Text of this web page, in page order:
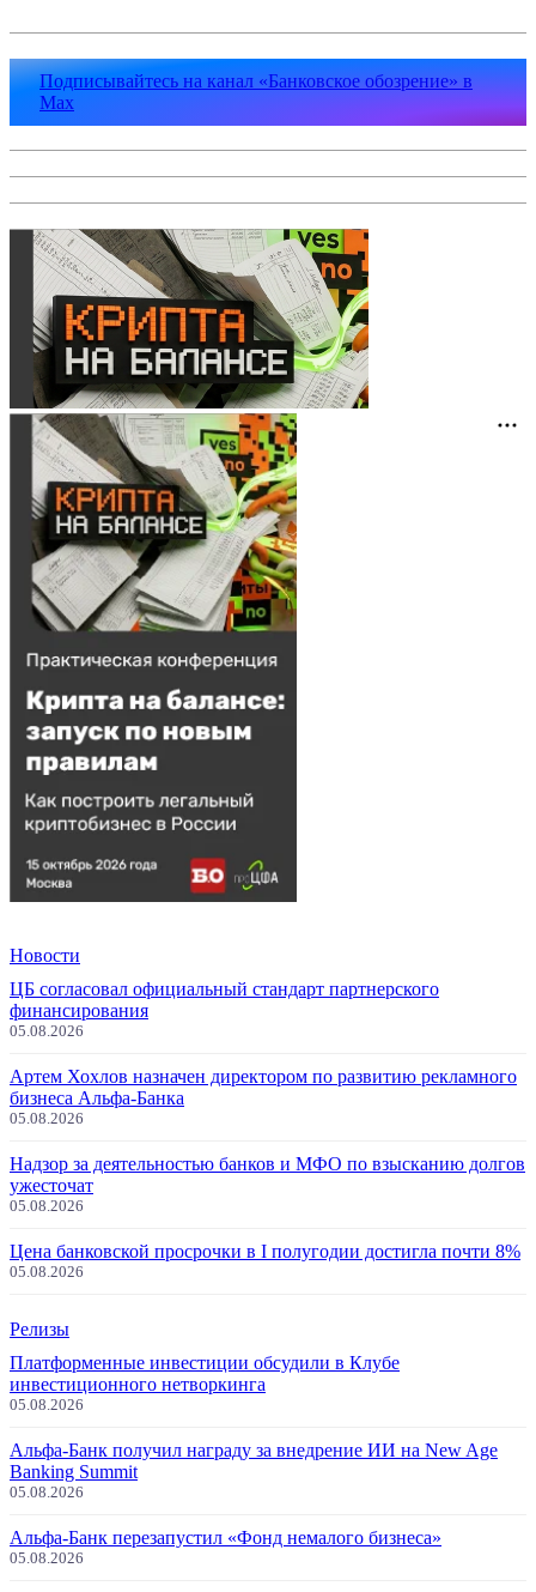
Подписывайтесь на канал «Банковское обозрение» в
Max
Новости
ЦБ согласовал официальный стандарт партнерского
финансирования
05.08.2026
Артем Хохлов назначен директором по развитию рекламного
бизнеса Альфа-Банка
05.08.2026
Надзор за деятельностью банков и МФО по взысканию долгов
ужесточат
05.08.2026
Цена банковской просрочки в I полугодии достигла почти 8%
05.08.2026
Релизы
Платформенные инвестиции обсудили в Клубе
инвестиционного нетворкинга
05.08.2026
Альфа-Банк получил награду за внедрение ИИ на New Age
Banking Summit
05.08.2026
Альфа-Банк перезапустил «Фонд немалого бизнеса»
05.08.2026